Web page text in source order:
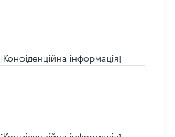
[Конфіденційна інформація]